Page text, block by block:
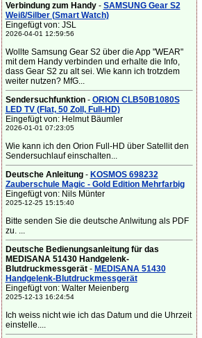
Verbindung zum Handy- SAMSUNG Gear S2
Weiß/Silber (Smart Watch)
Eingefügt von: JSL
2026-04-01 12:59:56
Wollte Samsung Gear S2 über die App "WEAR"
mit dem Handy verbinden und erhalte die Info,
dass Gear S2 zu alt sei. Wie kann ich trotzdem
weiter nutzen? MfG...
Sendersuchfunktion- ORION CLB50B1080S
LED TV (Flat, 50 Zoll, Full-HD)
Eingefügt von: Helmut Bäumler
2026-01-01 07:23:05
Wie kann ich den Orion Full-HD über Satellit den
Sendersuchlauf einschalten...
Deutsche Anleitung- KOSMOS 698232
Zauberschule Magic - Gold Edition Mehrfarbig
Eingefügt von: Nils Münter
2025-12-25 15:15:40
Bitte senden Sie die deutsche Anlwitung als PDF
zu. ...
Deutsche Bedienungsanleitung für das
MEDISANA 51430 Handgelenk-
Blutdruckmessgerät- MEDISANA 51430
Handgelenk-Blutdruckmessgerät
Eingefügt von: Walter Meienberg
2025-12-13 16:24:54
Ich weiss nicht wie ich das Datum und die Uhrzeit
einstelle....